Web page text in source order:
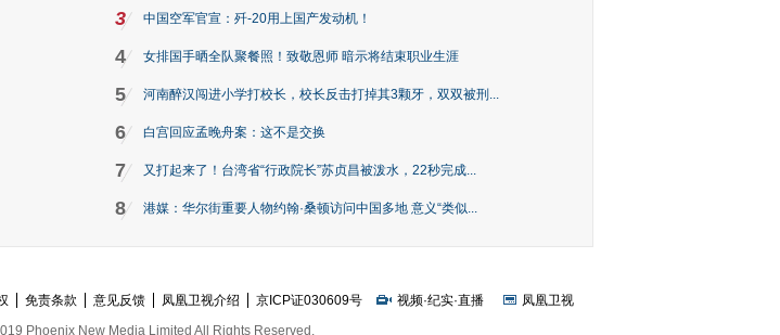
3 中国空军官宣：歼-20用上国产发动机！
4 女排国手晒全队聚餐照！致敬恩师 暗示将结束职业生涯
5 河南醉汉闯进小学打校长，校长反击打掉其3颗牙，双双被刑...
6 白宫回应孟晚舟案：这不是交换
7 又打起来了！台湾省“行政院长”苏贞昌被泼水，22秒完成...
8 港媒：华尔街重要人物约翰·桑顿访问中国多地 意义“类似...
免责条款 意见反馈 凤凰卫视介绍 京ICP证030609号 视频·纪实·直播
凤凰卫视
Phoenix New Media Limited All Rights Reserved.